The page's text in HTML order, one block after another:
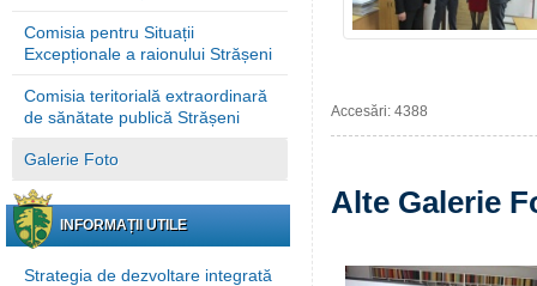
Comisia pentru Situații
Excepționale a raionului Strășeni
Comisia teritorială extraordinară
de sănătate publică Strășeni
Galerie Foto
INFORMAȚII UTILE
Strategia de dezvoltare integrată
Accesări: 4388
Alte Galerie